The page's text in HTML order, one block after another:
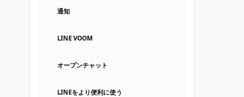
通知
LINE VOOM
オープンチャット
LINEをより便利に使う